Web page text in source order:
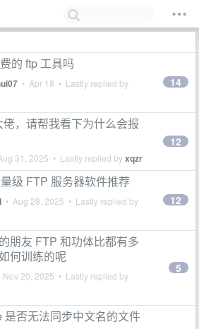
的 ftp 工具吗
• Apr 18 • Lastly replied by 14
，请帮我看下为什么会报
31, 2025 • Lastly replied byxqzr
12
级 FTP 服务器软件推荐
• Aug 28, 2025 • Lastly replied by 12
朋友 FTP 和功体比都有多
何训练的呢
Nov 20, 2025 • Lastly replied by
5
是否无法同步中文名的文件